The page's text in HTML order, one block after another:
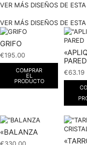
VER MÁS DISEÑOS DE
VER MÁS DISEÑOS DE
GRIFO
€195.00
COMPRAR
EL
PRODUCTO
PARED
€63.19
«BALANZA